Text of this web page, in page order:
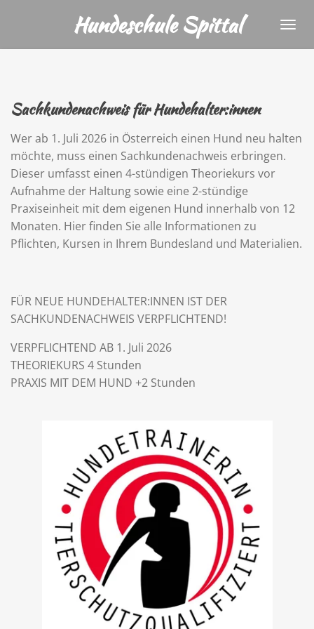
springen
Hundeschule Spittal
Sachkundenachweis für Hundehalter:innen
Wer ab 1. Juli 2026 in Österreich einen Hund neu halten
möchte, muss einen Sachkundenachweis erbringen.
Dieser umfasst einen 4-stündigen Theoriekurs vor
Aufnahme der Haltung sowie eine 2-stündige
Praxiseinheit mit dem eigenen Hund innerhalb von 12
Monaten. Hier finden Sie alle Informationen zu
Pflichten, Kursen in Ihrem Bundesland und Materialien.
FÜR NEUE HUNDEHALTER:INNEN IST DER
SACHKUNDENACHWEIS VERPFLICHTEND!
VERPFLICHTEND AB 1. Juli 2026
THEORIEKURS 4 Stunden
PRAXIS MIT DEM HUND +2 Stunden